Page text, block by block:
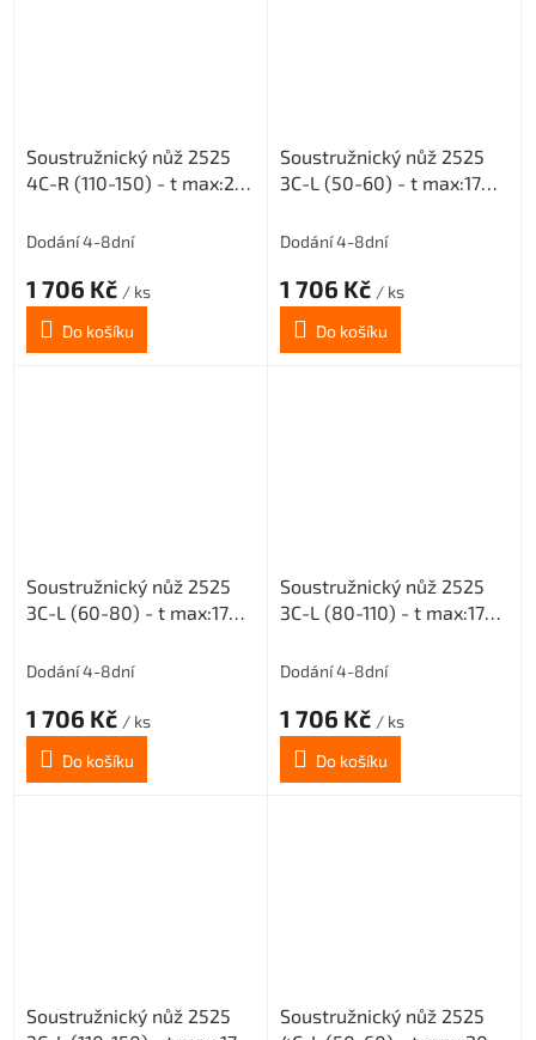
Soustružnický nůž 2525
4C-R (110-150) - t max:20
Dodání 4-8dní
1 706 Kč / ks
Do košíku
Soustružnický nůž 2525
3C-L (50-60) - t max:17
Dodání 4-8dní
1 706 Kč / ks
Do košíku
Soustružnický nůž 2525
3C-L (60-80) - t max:17
Dodání 4-8dní
1 706 Kč / ks
Do košíku
Soustružnický nůž 2525
3C-L (80-110) - t max:17
Dodání 4-8dní
1 706 Kč / ks
Do košíku
Soustružnický nůž 2525
Soustružnický nůž 2525